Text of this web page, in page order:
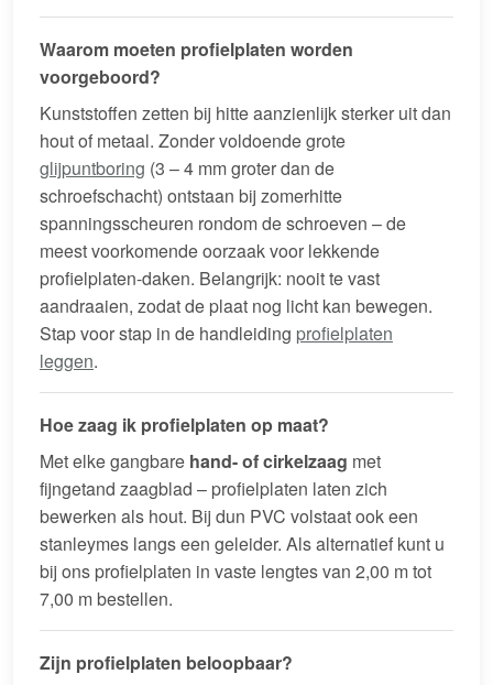
Waarom moeten profielplaten worden
voorgeboord?
Kunststoffen zetten bij hitte aanzienlijk sterker uit dan
hout of metaal. Zonder voldoende grote
glijpuntboring (3 – 4 mm groter dan de
schroefschacht) ontstaan bij zomerhitte
spanningsscheuren rondom de schroeven – de
meest voorkomende oorzaak voor lekkende
profielplaten-daken. Belangrijk: nooit te vast
aandraaien, zodat de plaat nog licht kan bewegen.
Stap voor stap in de handleiding profielplaten
leggen.
Hoe zaag ik profielplaten op maat?
Met elke gangbare hand- of cirkelzaag met
fijngetand zaagblad – profielplaten laten zich
bewerken als hout. Bij dun PVC volstaat ook een
stanleymes langs een geleider. Als alternatief kunt u
bij ons profielplaten in vaste lengtes van 2,00 m tot
7,00 m bestellen.
Zijn profielplaten beloopbaar?